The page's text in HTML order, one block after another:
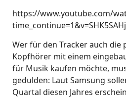
https://www.youtube.com/
Wer für den Tracker auch die
Kopfhörer mit einem
für Musik kaufen möchte,
gedulden: Laut Samsung
Quartal diesen Jahres